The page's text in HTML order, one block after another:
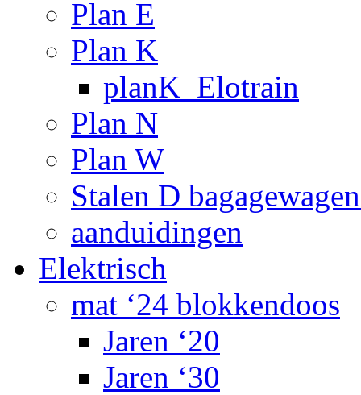
Plan E
Plan K
planK_Elotrain
Plan N
Plan W
Stalen D
aanduidingen
Elektrisch
mat ‘24 blokkendoos
Jaren ‘20
Jaren ‘30